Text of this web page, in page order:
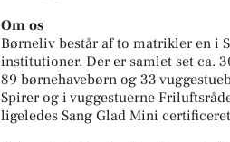
Om os
Børneliv består af to matrikler en i
institutioner. Der er samlet set ca.
89 børnehavebørn og 33
Spirer og i vuggestuerne
ligeledes Sang Glad Mini